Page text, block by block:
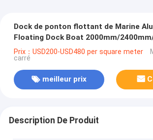
Dock de ponton flottant de Marine
Floating Dock Boat 2000mm/
Prix：USD200-USD480 per square meter
carré
meilleur prix
Description De Produit